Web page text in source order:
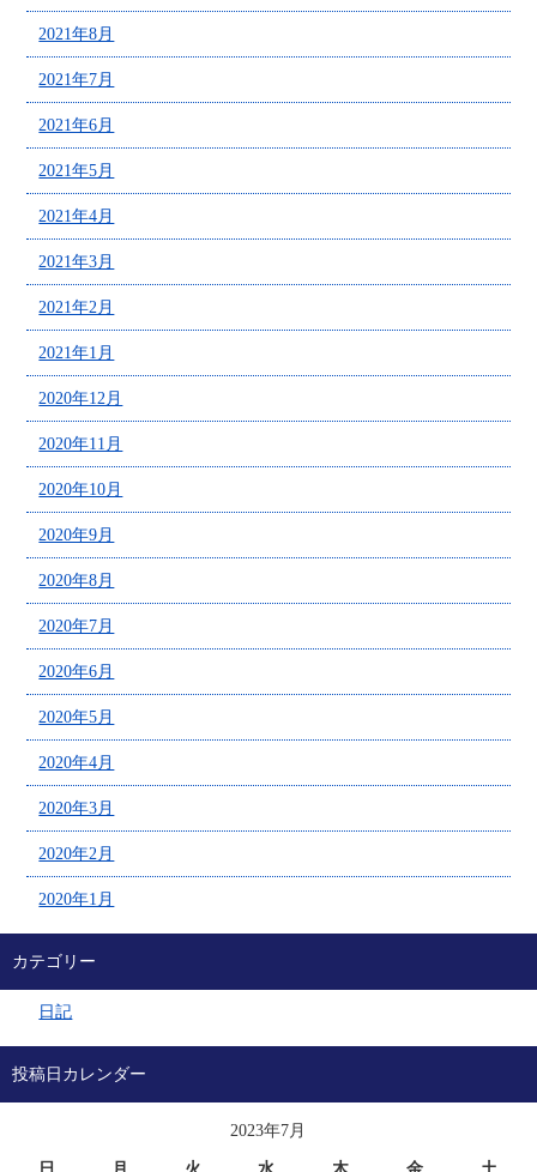
2021年8月
2021年7月
2021年6月
2021年5月
2021年4月
2021年3月
2021年2月
2021年1月
2020年12月
2020年11月
2020年10月
2020年9月
2020年8月
2020年7月
2020年6月
2020年5月
2020年4月
2020年3月
2020年2月
2020年1月
カテゴリー
日記
投稿日カレンダー
2023年7月